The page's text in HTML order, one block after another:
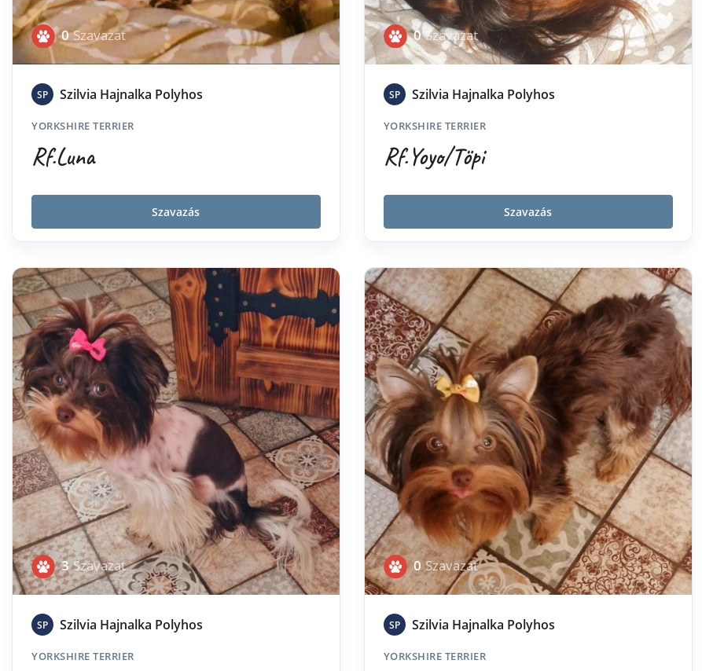
0 Szavazat
SP Szilvia Hajnalka Polyhos
YORKSHIRE TERRIER
Rf.Luna
Szavazás
0 Szavazat
SP Szilvia Hajnalka Polyhos
YORKSHIRE TERRIER
Rf.Yoyo/Töpi
Szavazás
3 Szavazat
SP Szilvia Hajnalka Polyhos
YORKSHIRE TERRIER
0 Szavazat
SP Szilvia Hajnalka Polyhos
YORKSHIRE TERRIER